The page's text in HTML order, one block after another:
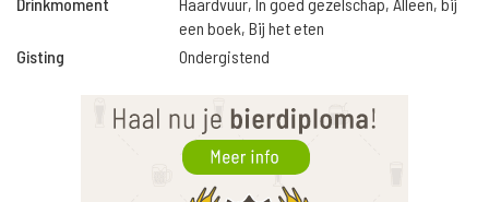
een boek, Bij het eten
Gisting
Ondergistend